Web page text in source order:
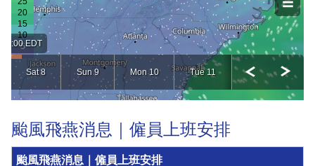
颱風飛燕消息｜僱員上班安排
颱風飛燕消息｜僱員上班安排